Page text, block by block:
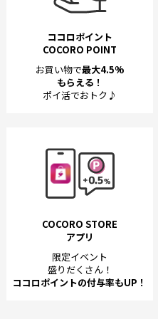
ココロポイント
COCORO POINT
お買い物で最大4.5%
もらえる！
ポイ活でおトク♪
COCORO STORE
アプリ
限定イベント
盛りだくさん！
ココロポイントの付与率もUP！